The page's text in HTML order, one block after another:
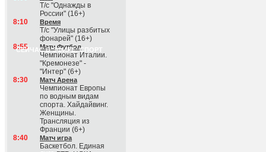
Т/с "Однажды в
России" (16+)
8:10
Время
Т/с "Улицы разбитых
фонарей" (16+)
СЕЙЧАС В ЭФИРЕ: СПОРТ
8:55 Матч Футбол
Чемпионат Италии.
"Кремонезе" -
"Интер" (6+)
8:30
Матч Арена
Чемпионат Европы
по водным видам
спорта. Хайдайвинг.
Женщины.
Трансляция из
Франции (6+)
8:40
Матч игра
Баскетбол. Единая